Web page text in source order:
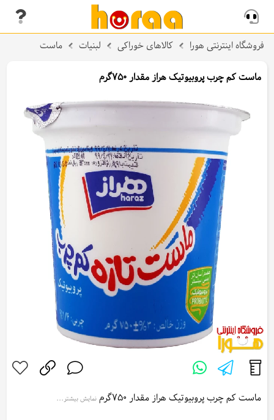
فروشگاه اینترنتی هورا کالاهای خوراکی لبنیات ماست
ماست کم چرب پروبیوتیک هراز مقدار 750گرم
ماست کم چرب پروبیوتیک هراز مقدار 750گرم نمایش بیشتر...